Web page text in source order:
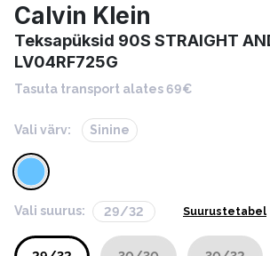
Calvin Klein
Teksapüksid 90S STRAIGHT
LV04RF725G
Tasuta transport alates 69€
Vali värv: Sinine
Vali suurus: 29/32 Suurustetabel